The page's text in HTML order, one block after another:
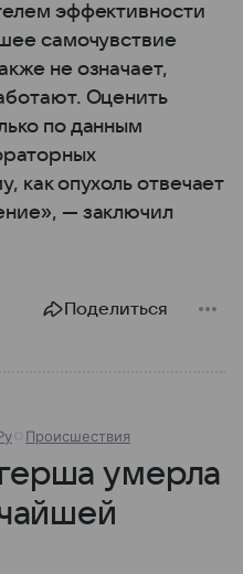
эффективности
самочувствие
не означает,
Оценить
по данным
как опухоль отвечает
— заключил
Поделиться
Происшествия
умерла